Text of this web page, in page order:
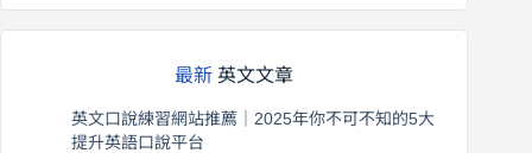
最新 英文文章
英文口說練習網站推薦｜2025年你不可不知的5大
提升英語口說平台